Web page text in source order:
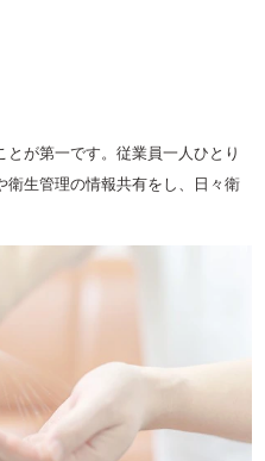
が第一です。従業員一人ひとり
衛生管理の情報共有をし、日々衛